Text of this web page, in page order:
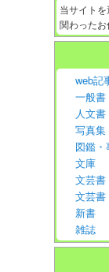
当サイト
関わったお
web記
一般書
人文書
写真集
図鑑
文庫
文芸書
文芸書
新書
雑誌